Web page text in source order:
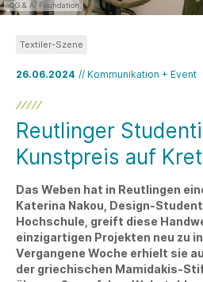
©G.& A. Foundation
26.06.2024 // Kommunikation + Event
Textiler-Szene
Reutlinger
Kunstpreis auf
Das Weben hat in Reutlingen
Katerina Nakou, Design-
Hochschule, greift diese
einzigartigen Projekten neu zu
Vergangene Woche erhielt sie
der griechischen Mamidakis-